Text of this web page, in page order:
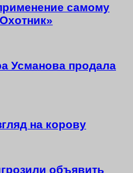
самому
Усманова продала
на корову
объявить